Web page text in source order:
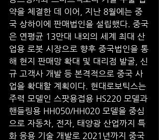
약을 체결한 데 이어, 지난 8월에는 중
국 상하이에 판매법인을 설립했다. 중국
은 연평균 13만대 내외의 세계 최대 산
업용 로봇 시장으로 향후 중국법인을 통
해 현지 판매망 확대 및 대리점 발굴, 신
규 고객사 개발 등 본격적으로 중국 사
업을 확대할 계획이다. 현대로보틱스는
주력 모델인 스팟용접용 HS220 모델과
핸들링용 HH050/HH020 모델을 중심
으로 자동차, 전자, 태양광 산업까지 특
화 응용 기술 개발로 2021년까지 중국